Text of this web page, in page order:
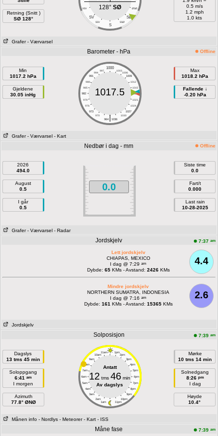
Retning (Snitt )
SØ 128°
VSV ØSØ
SV SØ
SSV SSØ
S
128° SØ
0.5 m/s
1.2 mph
1.0 kts
Grafer - Værvarsel
Barometer - hPa Offline
Min
1017.2 hPa
Gjeldene
30.05 inHg
1000
997 1003
994
1006
991
1009
988
1012
985
1015
982
1018
979
1021
976
1024
973
1027
970
1030
|
964 1036
1017.5
Max
1018.2 hPa
Fallende ↓
-0.20 hPa
Grafer - Værvarsel - Kart
Nedbør i dag - mm Offline
2026
494.0
August
0.5
I går
0.5
0.0
Siste time
0.0
Fart/t
0.000
Last rain
10-28-2025
Grafer - Værvarsel - Radar
Jordskjelv 7:37 am
4.4
Lett jordskjelv
CHIAPAS, MEXICO
I dag @ 7:29am
Dybde: 65KMs - Avstand: 2426KMs
2.6
Mindre jordskjelv
NORTHERN SUMATRA, INDONESIA
I dag @ 7:16am
Dybde: 161 KMs - Avstand: 15365KMs
Jordskjelv
Solposisjon 7:39 am
Dagslys
13 tms 45 min
Soloppgang
6:41 am
I morgen
Azimuth
77.8° ØNØ
11am 1pm
10am 2pm
9am 3pm
8am 4pm
7am 5pm
6am 6pm
5am 7pm
4am 8pm
3am 9pm
2am 10pm
1am 11pm
Antatt
12 tms46 min
Av dagslys
Mørke
10 tms 14 min
Solnedgang
8:26 pm
I dag
Høyde
10.4°
Månen info - Nordlys - Meteorer - Kart - ISS
Måne fase 7:39 am